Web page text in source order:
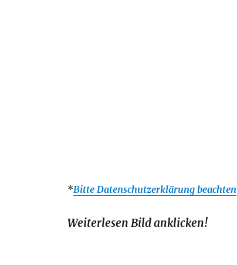
*Bitte Datenschutzerklärung beachten
Weiterlesen Bild anklicken!